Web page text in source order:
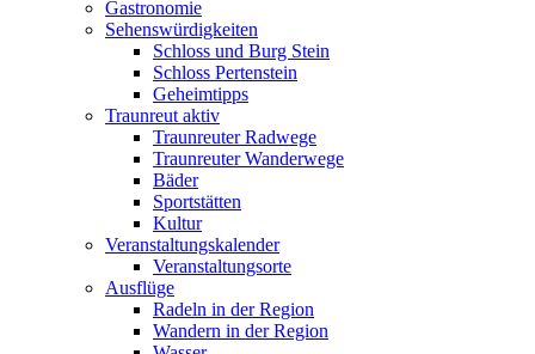
Gastronomie
Sehenswürdigkeiten
Schloss und Burg Stein
Schloss Pertenstein
Geheimtipps
Traunreut aktiv
Traunreuter Radwege
Traunreuter Wanderwege
Bäder
Sportstätten
Kultur
Veranstaltungskalender
Veranstaltungsorte
Ausflüge
Radeln in der Region
Wandern in der Region